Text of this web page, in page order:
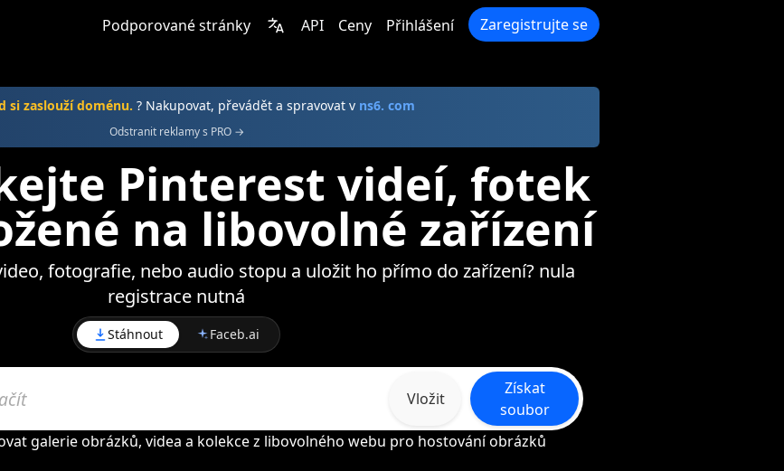
Podporované stránky API Ceny Přihlášení Zaregistrujte se
si zaslouží doménu. ? Nakupovat, převádět a spravovat v ns6. com
Odstranit reklamy s PRO →
Pinterest videí, fotek
na libovolné zařízení
fotografie, nebo audio stopu a uložit ho přímo do zařízení? nula
registrace nutná
Stáhnout Faceb.ai
Vložit
Získat
soubor
galerie obrázků, videa a kolekce z libovolného webu pro hostování obrázků